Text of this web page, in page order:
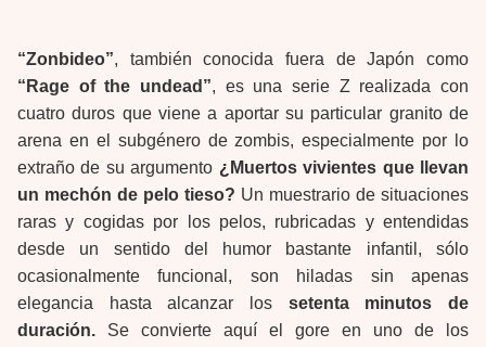
“Zonbideo”, también conocida fuera de Japón como
“Rage of the undead”, es una serie Z realizada con
cuatro duros que viene a aportar su particular granito de
arena en el subgénero de zombis, especialmente por lo
extraño de su argumento ¿Muertos vivientes que llevan
un mechón de pelo tieso? Un muestrario de situaciones
raras y cogidas por los pelos, rubricadas y entendidas
desde un sentido del humor bastante infantil, sólo
ocasionalmente funcional, son hiladas sin apenas
elegancia hasta alcanzar los setenta minutos de
duración. Se convierte aquí el gore en uno de los